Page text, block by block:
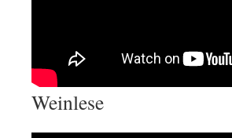
Weinlese